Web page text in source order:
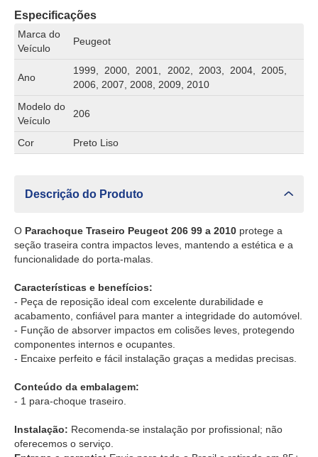
Especificações
Marca do
Veículo
Peugeot
Ano
1999, 2000, 2001, 2002, 2003, 2004, 2005,
2006, 2007, 2008, 2009, 2010
Modelo do
Veículo
206
Cor Preto Liso
Descrição do Produto
O Parachoque Traseiro Peugeot 206 99 a 2010 protege a
seção traseira contra impactos leves, mantendo a estética e a
funcionalidade do porta-malas.
Características e benefícios:
- Peça de reposição ideal com excelente durabilidade e
acabamento, confiável para manter a integridade do automóvel.
- Função de absorver impactos em colisões leves, protegendo
componentes internos e ocupantes.
- Encaixe perfeito e fácil instalação graças a medidas precisas.
Conteúdo da embalagem:
- 1 para-choque traseiro.
Instalação: Recomenda-se instalação por profissional; não
oferecemos o serviço.